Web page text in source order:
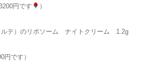
円です ）
ルテ）のリポソーム ナイトクリーム 1.2g
円です）